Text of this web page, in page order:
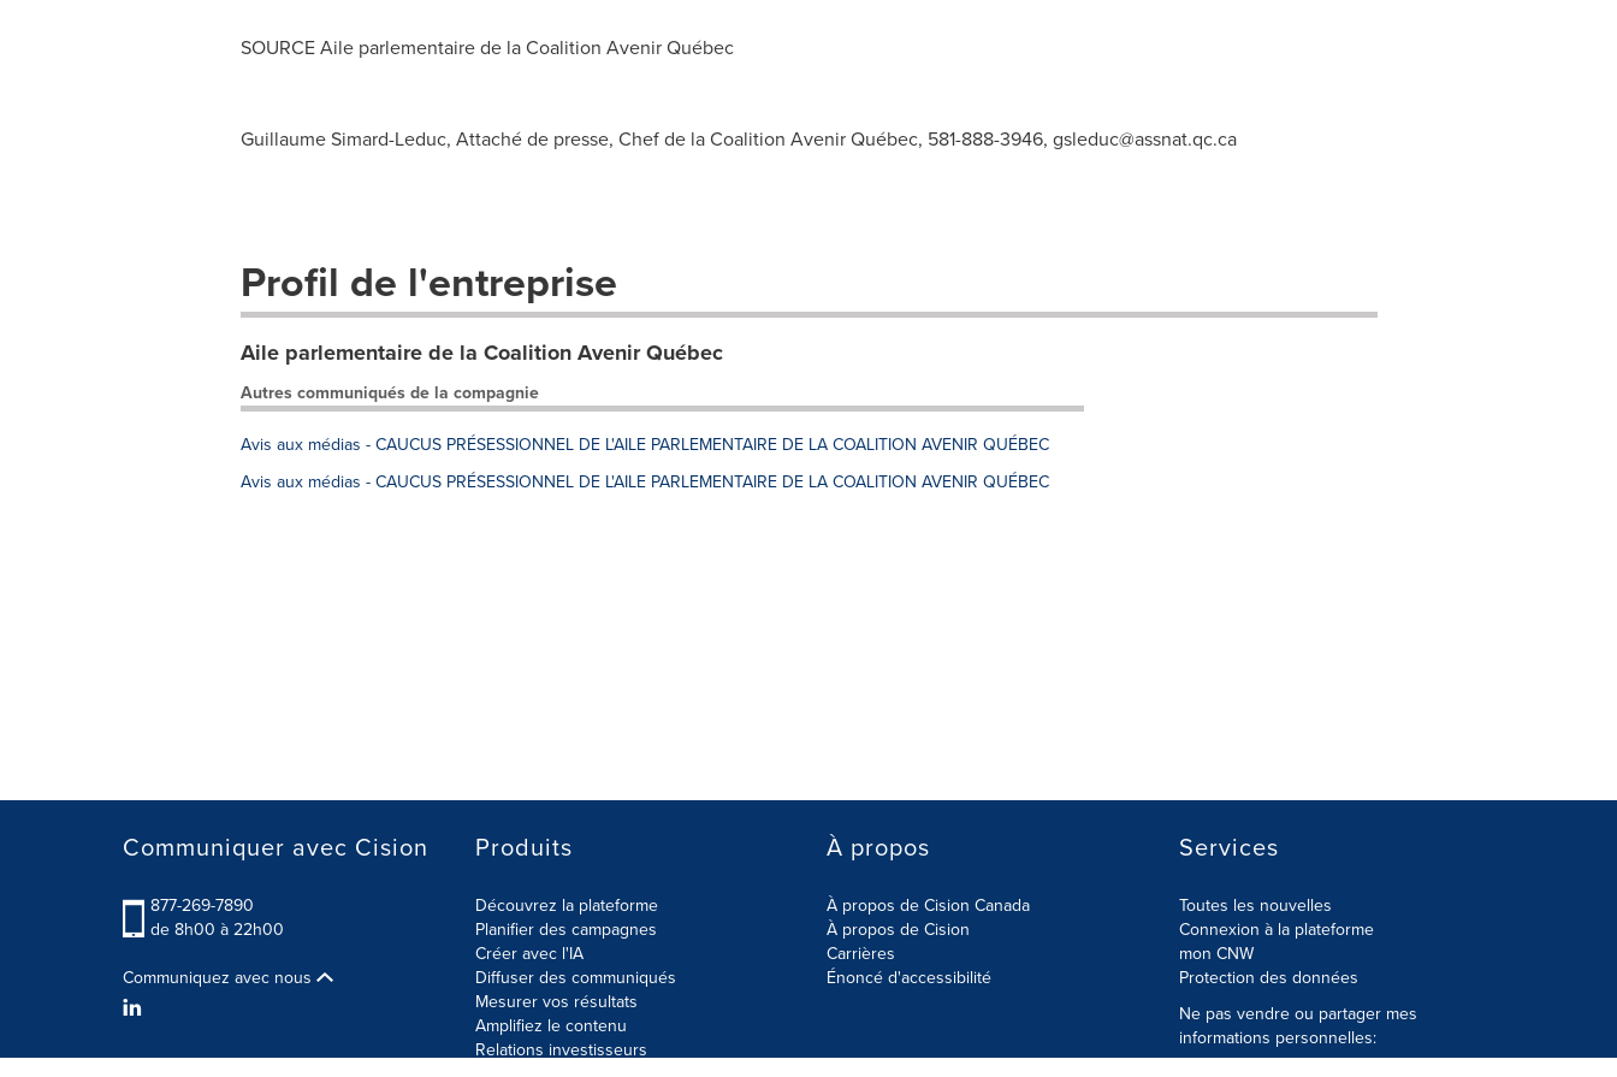
SOURCE Aile parlementaire de la Coalition Avenir Québec
Guillaume Simard-Leduc, Attaché de presse, Chef de la Coalition Avenir Québec, 581-888-3946, gsleduc@assnat.qc.ca
Profil de l'entreprise
Aile parlementaire de la Coalition Avenir Québec
Autres communiqués de la compagnie
Avis aux médias - CAUCUS PRÉSESSIONNEL DE L'AILE PARLEMENTAIRE DE LA COALITION AVENIR QUÉBEC
Avis aux médias - CAUCUS PRÉSESSIONNEL DE L'AILE PARLEMENTAIRE DE LA COALITION AVENIR QUÉBEC
Communiquer avec Cision
877-269-7890
de 8h00 à 22h00
Communiquez avec nous
Produits
Découvrez la plateforme
Planifier des campagnes
Créer avec l'IA
Diffuser des communiqués
Mesurer vos résultats
Amplifiez le contenu
Relations investisseurs
À propos
À propos de Cision Canada
À propos de Cision
Carrières
Énoncé d'accessibilité
Services
Toutes les nouvelles
Connexion à la plateforme
mon CNW
Protection des données
Ne pas vendre ou partager mes
informations personnelles: